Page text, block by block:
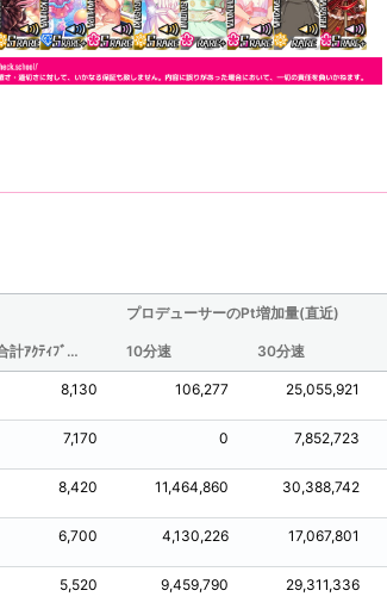
プロデューサーのPt増加量(直近)
合計ｱｸﾃｨﾌﾞ時間(分/観測されたものからの推定値) 10分速 30分速
8,130 106,277 25,055,921
7,170 0 7,852,723
8,420 11,464,860 30,388,742
6,700 4,130,226 17,067,801
5,520 9,459,790 29,311,336